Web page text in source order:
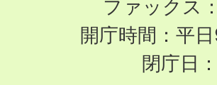
ファックス
開庁時間：平
閉庁日